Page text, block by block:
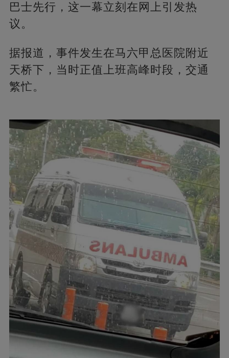
巴士先行，这一幕立刻在网上引发热
议。
据报道，事件发生在马六甲总医院附近
天桥下，当时正值上班高峰时段，交通
繁忙。